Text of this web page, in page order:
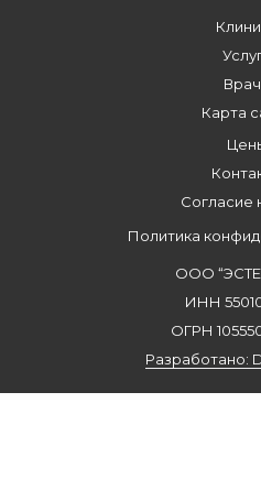
Карта
ООО
ИНН
ОГРН
Разработано:
Политика